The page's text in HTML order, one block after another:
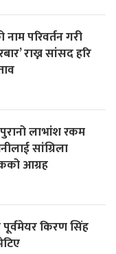
नाम परिवर्तन गरी
राख्न सांसद हरि
लाभांश रकम
सांग्रिला
आग्रह
किरण सिंह